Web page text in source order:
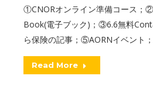
①CNORオンライン準備コース；
Book(電子ブック)；③6.6無料
ら保険の記事；⑤AORNイベント
Read More